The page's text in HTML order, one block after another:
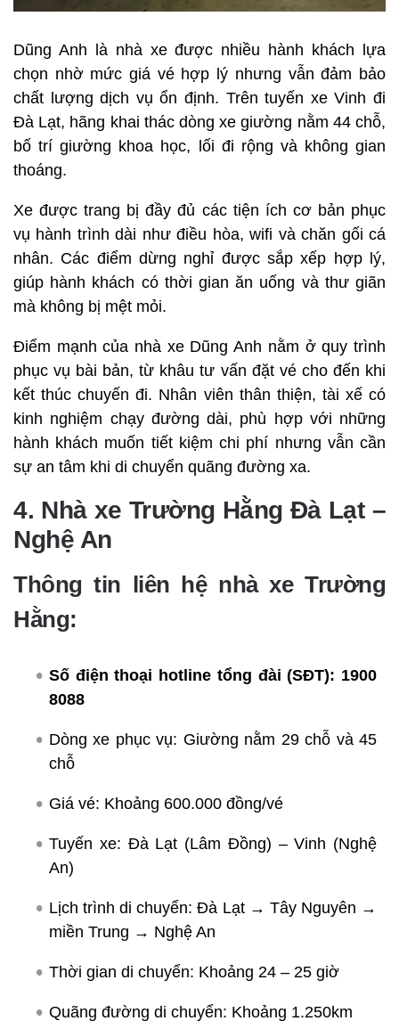
Dũng Anh là nhà xe được nhiều hành khách lựa
chọn nhờ mức giá vé hợp lý nhưng vẫn đảm bảo
chất lượng dịch vụ ổn định. Trên tuyến xe Vinh đi
Đà Lạt, hãng khai thác dòng xe giường nằm 44 chỗ,
bố trí giường khoa học, lối đi rộng và không gian
thoáng.
Xe được trang bị đầy đủ các tiện ích cơ bản phục
vụ hành trình dài như điều hòa, wifi và chăn gối cá
nhân. Các điểm dừng nghỉ được sắp xếp hợp lý,
giúp hành khách có thời gian ăn uống và thư giãn
mà không bị mệt mỏi.
Điểm mạnh của nhà xe Dũng Anh nằm ở quy trình
phục vụ bài bản, từ khâu tư vấn đặt vé cho đến khi
kết thúc chuyến đi. Nhân viên thân thiện, tài xế có
kinh nghiệm chạy đường dài, phù hợp với những
hành khách muốn tiết kiệm chi phí nhưng vẫn cần
sự an tâm khi di chuyển quãng đường xa.
4. Nhà xe Trường Hằng Đà Lạt –
Nghệ An
Thông tin liên hệ nhà xe Trường
Hằng:
Số điện thoại hotline tổng đài (SĐT): 1900
8088
Dòng xe phục vụ: Giường nằm 29 chỗ và 45
chỗ
Giá vé: Khoảng 600.000 đồng/vé
Tuyến xe: Đà Lạt (Lâm Đồng) – Vinh (Nghệ
An)
Lịch trình di chuyển: Đà Lạt → Tây Nguyên →
miền Trung → Nghệ An
Thời gian di chuyển: Khoảng 24 – 25 giờ
Quãng đường di chuyển: Khoảng 1.250km